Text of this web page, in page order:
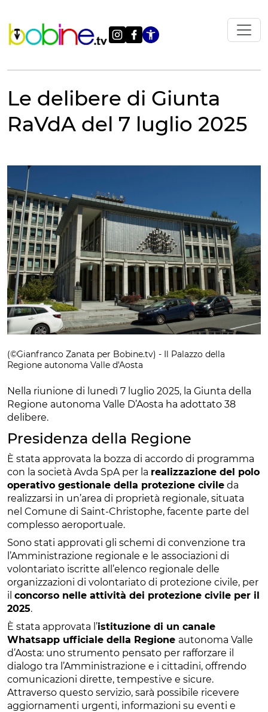
contenuto
Apri le
Le delibere di Giunta
RaVdA del 7 luglio 2025
(©Gianfranco Zanata per Bobine.tv) - Il Palazzo della
Regione autonoma Valle d'Aosta
Nella riunione di lunedì 7 luglio 2025, la Giunta della
Regione autonoma Valle D’Aosta ha adottato 38
delibere.
Presidenza della Regione
È stata approvata la bozza di accordo di programma
con la società Avda SpA per la realizzazione del polo
operativo gestionale della protezione civile da
realizzarsi in un’area di proprietà regionale, situata
nel Comune di Saint-Christophe, facente parte del
complesso aeroportuale.
Sono stati approvati gli schemi di convenzione tra
l’Amministrazione regionale e le associazioni di
volontariato iscritte all’elenco regionale delle
organizzazioni di volontariato di protezione civile, per
il concorso nelle attività dei protezione civile per il
2025.
È stata approvata l’istituzione di un canale
Whatsapp ufficiale della Regione autonoma Valle
d’Aosta: uno strumento pensato per rafforzare il
dialogo tra l’Amministrazione e i cittadini, offrendo
comunicazioni dirette, tempestive e sicure.
Attraverso questo servizio, sarà possibile ricevere
aggiornamenti urgenti, informazioni su eventi e